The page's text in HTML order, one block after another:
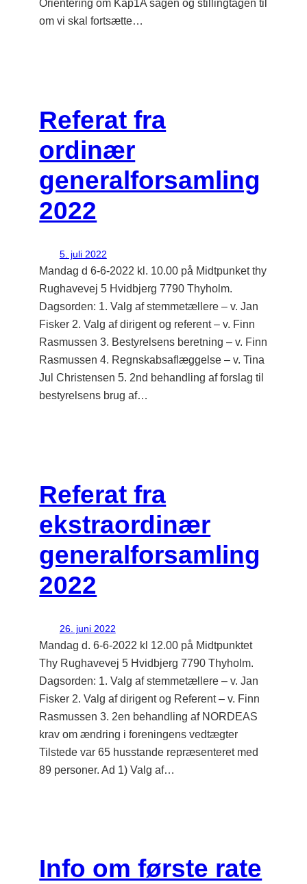
Orientering om Kap1A sagen og stillingtagen til
om vi skal fortsætte…
Referat fra
ordinær
generalforsamling
2022
5. juli 2022
Mandag d 6-6-2022 kl. 10.00 på Midtpunket thy
Rughavevej 5 Hvidbjerg 7790 Thyholm.
Dagsorden: 1. Valg af stemmetællere – v. Jan
Fisker 2. Valg af dirigent og referent – v. Finn
Rasmussen 3. Bestyrelsens beretning – v. Finn
Rasmussen 4. Regnskabsaflæggelse – v. Tina
Jul Christensen 5. 2nd behandling af forslag til
bestyrelsens brug af…
Referat fra
ekstraordinær
generalforsamling
2022
26. juni 2022
Mandag d. 6-6-2022 kl 12.00 på Midtpunktet
Thy Rughavevej 5 Hvidbjerg 7790 Thyholm.
Dagsorden: 1. Valg af stemmetællere – v. Jan
Fisker 2. Valg af dirigent og Referent – v. Finn
Rasmussen 3. 2en behandling af NORDEAS
krav om ændring i foreningens vedtægter
Tilstede var 65 husstande repræsenteret med
89 personer. Ad 1) Valg af…
Info om første rate